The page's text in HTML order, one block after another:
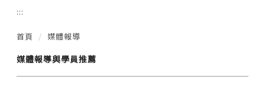
:::
首頁 媒體報導
媒體報導與學員推薦